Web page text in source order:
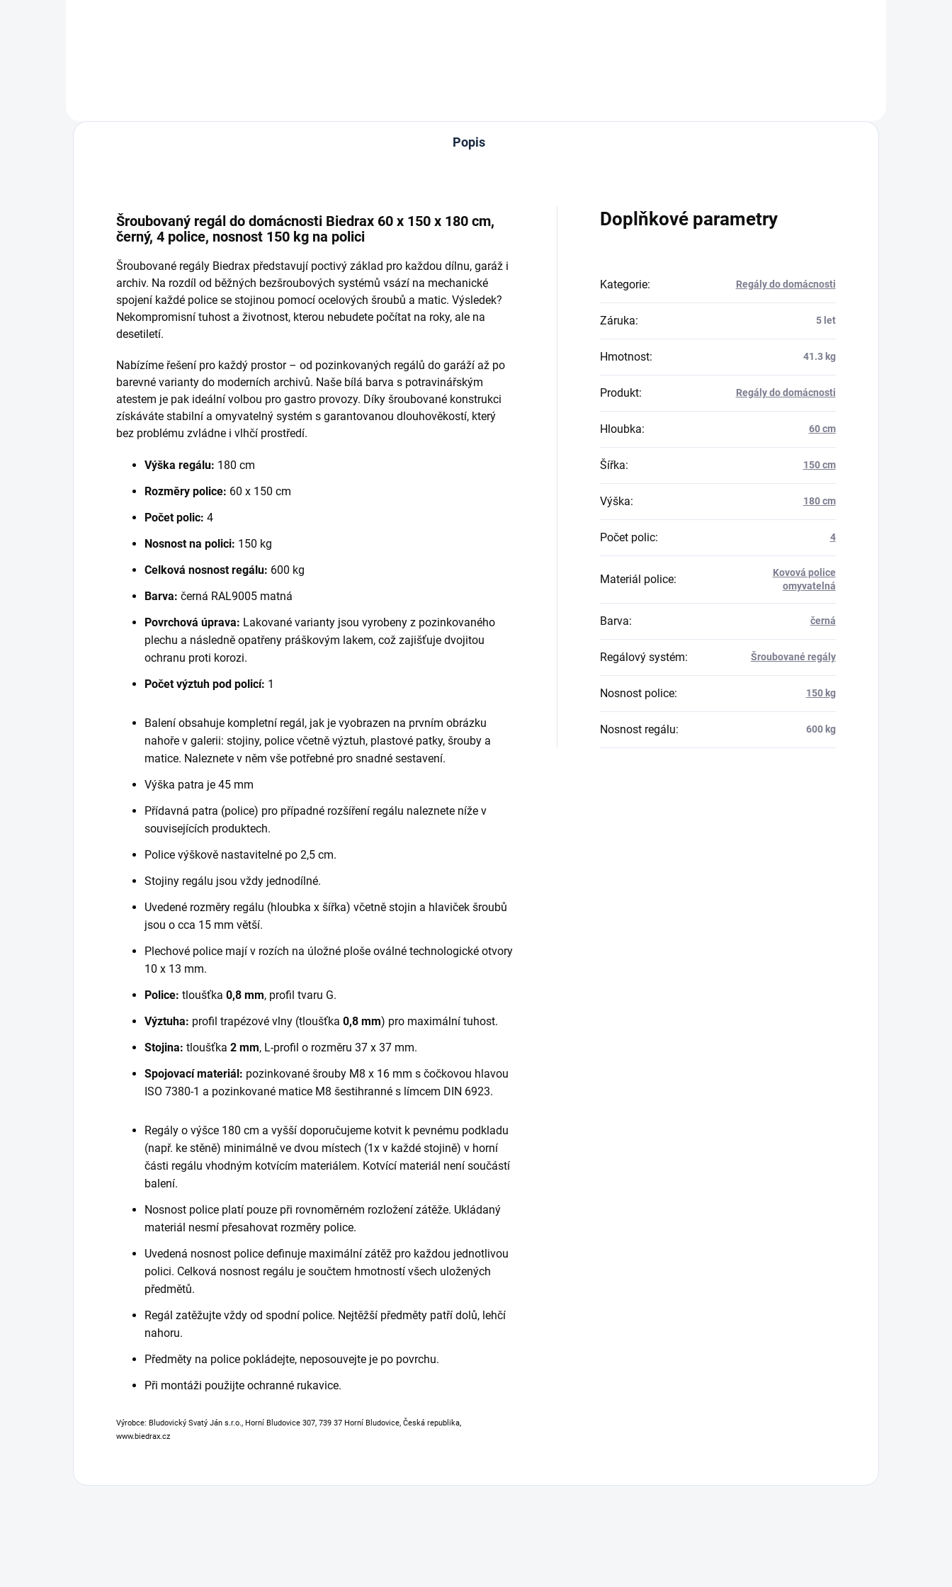
Popis
Šroubovaný regál do domácnosti Biedrax 60 x 150 x 180 cm,
černý, 4 police, nosnost 150 kg na polici
Šroubované regály Biedrax představují poctivý základ pro každou dílnu, garáž i
archiv. Na rozdíl od běžných bezšroubových systémů vsází na mechanické
spojení každé police se stojinou pomocí ocelových šroubů a matic. Výsledek?
Nekompromisní tuhost a životnost, kterou nebudete počítat na roky, ale na
desetiletí.
Nabízíme řešení pro každý prostor – od pozinkovaných regálů do garáží až po
barevné varianty do moderních archivů. Naše bílá barva s potravinářským
atestem je pak ideální volbou pro gastro provozy. Díky šroubované konstrukci
získáváte stabilní a omyvatelný systém s garantovanou dlouhověkostí, který
bez problému zvládne i vlhčí prostředí.
Výška regálu: 180 cm
Rozměry police: 60 x 150 cm
Počet polic: 4
Nosnost na polici: 150 kg
Celková nosnost regálu: 600 kg
Barva: černá RAL9005 matná
Povrchová úprava: Lakované varianty jsou vyrobeny z pozinkovaného
plechu a následně opatřeny práškovým lakem, což zajišťuje dvojitou
ochranu proti korozi.
Počet výztuh pod policí: 1
Balení obsahuje kompletní regál, jak je vyobrazen na prvním obrázku
nahoře v galerii: stojiny, police včetně výztuh, plastové patky, šrouby a
matice. Naleznete v něm vše potřebné pro snadné sestavení.
Výška patra je 45 mm
Přídavná patra (police) pro případné rozšíření regálu naleznete níže v
souvisejících produktech.
Police výškově nastavitelné po 2,5 cm.
Stojiny regálu jsou vždy jednodílné.
Uvedené rozměry regálu (hloubka x šířka) včetně stojin a hlaviček šroubů
jsou o cca 15 mm větší.
Plechové police mají v rozích na úložné ploše oválné technologické otvory
10 x 13 mm.
Police: tloušťka 0,8 mm, profil tvaru G.
Výztuha: profil trapézové vlny (tloušťka 0,8 mm) pro maximální tuhost.
Stojina: tloušťka 2 mm, L-profil o rozměru 37 x 37 mm.
Spojovací materiál: pozinkované šrouby M8 x 16 mm s čočkovou hlavou
ISO 7380-1 a pozinkované matice M8 šestihranné s límcem DIN 6923.
Regály o výšce 180 cm a vyšší doporučujeme kotvit k pevnému podkladu
(např. ke stěně) minimálně ve dvou místech (1x v každé stojině) v horní
části regálu vhodným kotvícím materiálem. Kotvící materiál není součástí
balení.
Nosnost police platí pouze při rovnoměrném rozložení zátěže. Ukládaný
materiál nesmí přesahovat rozměry police.
Uvedená nosnost police definuje maximální zátěž pro každou jednotlivou
polici. Celková nosnost regálu je součtem hmotností všech uložených
předmětů.
Regál zatěžujte vždy od spodní police. Nejtěžší předměty patří dolů, lehčí
nahoru.
Předměty na police pokládejte, neposouvejte je po povrchu.
Při montáži použijte ochranné rukavice.
Výrobce: Bludovický Svatý Ján s.r.o., Horní Bludovice 307, 739 37 Horní Bludovice, Česká republika,
www.biedrax.cz
Doplňkové parametry
Kategorie: Regály do domácnosti
Záruka: 5 let
Hmotnost: 41.3 kg
Produkt: Regály do domácnosti
Hloubka: 60 cm
Šířka: 150 cm
Výška: 180 cm
Počet polic: 4
Materiál police:
Kovová police
omyvatelná
Barva: černá
Regálový systém: Šroubované regály
Nosnost police: 150 kg
Nosnost regálu: 600 kg